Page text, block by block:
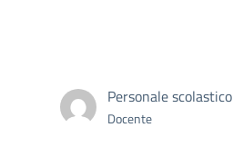
Personale scolastico
Docente